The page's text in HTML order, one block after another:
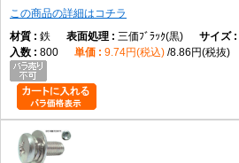
この商品の詳細はコチラ
鉄
三価ﾌﾞﾗｯｸ(黒)
800
9.74円(税込) 8.86円(税抜)